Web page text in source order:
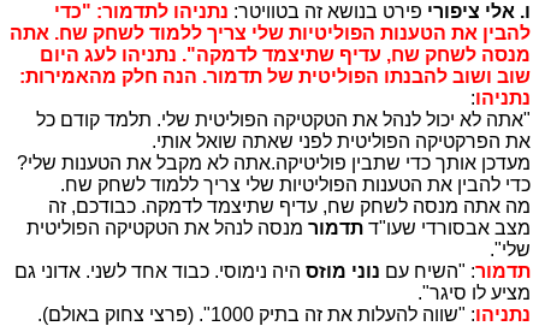
ו. אלי ציפורי פירט בנושא זה בטוויטר: נתניהו לתדמור: "כדי
להבין את הטענות הפוליטיות שלי צריך ללמוד לשחק שח. אתה
מנסה לשחק שח, עדיף שתיצמד לדמקה". נתניהו לעג היום
שוב ושוב להבנתו הפוליטית של תדמור. הנה חלק מהאמירות:
נתניהו:
"אתה לא יכול לנהל את הטקטיקה הפוליטית שלי. תלמד קודם כל
את הפרקטיקה הפוליטית לפני שאתה שואל אותי.
מעדכן אותך כדי שתבין פוליטיקה.אתה לא מקבל את הטענות שלי?
כדי להבין את הטענות הפוליטיות שלי צריך ללמוד לשחק שח.
מה אתה מנסה לשחק שח, עדיף שתיצמד לדמקה. כבודכם, זה
מצב אבסורדי שעו"ד תדמור מנסה לנהל את הטקטיקה הפוליטית
שלי".
תדמור: "השיח עם נוני מוזס היה נימוסי. כבוד אחד לשני. אדוני גם
מציע לו סיגר".
נתניהו: "שווה להעלות את זה בתיק 1000". (פרצי צחוק באולם).